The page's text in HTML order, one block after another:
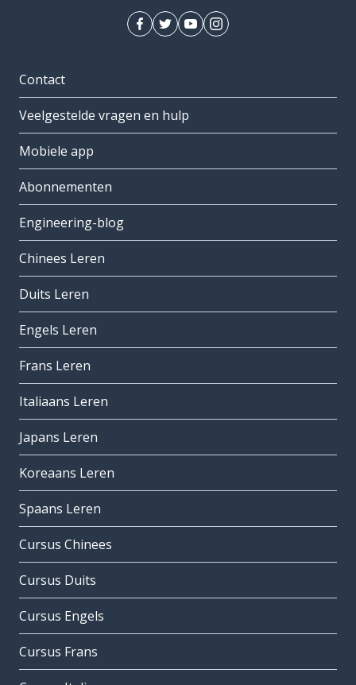
Contact
Veelgestelde vragen en hulp
Mobiele app
Abonnementen
Engineering-blog
Chinees Leren
Duits Leren
Engels Leren
Frans Leren
Italiaans Leren
Japans Leren
Koreaans Leren
Spaans Leren
Cursus Chinees
Cursus Duits
Cursus Engels
Cursus Frans